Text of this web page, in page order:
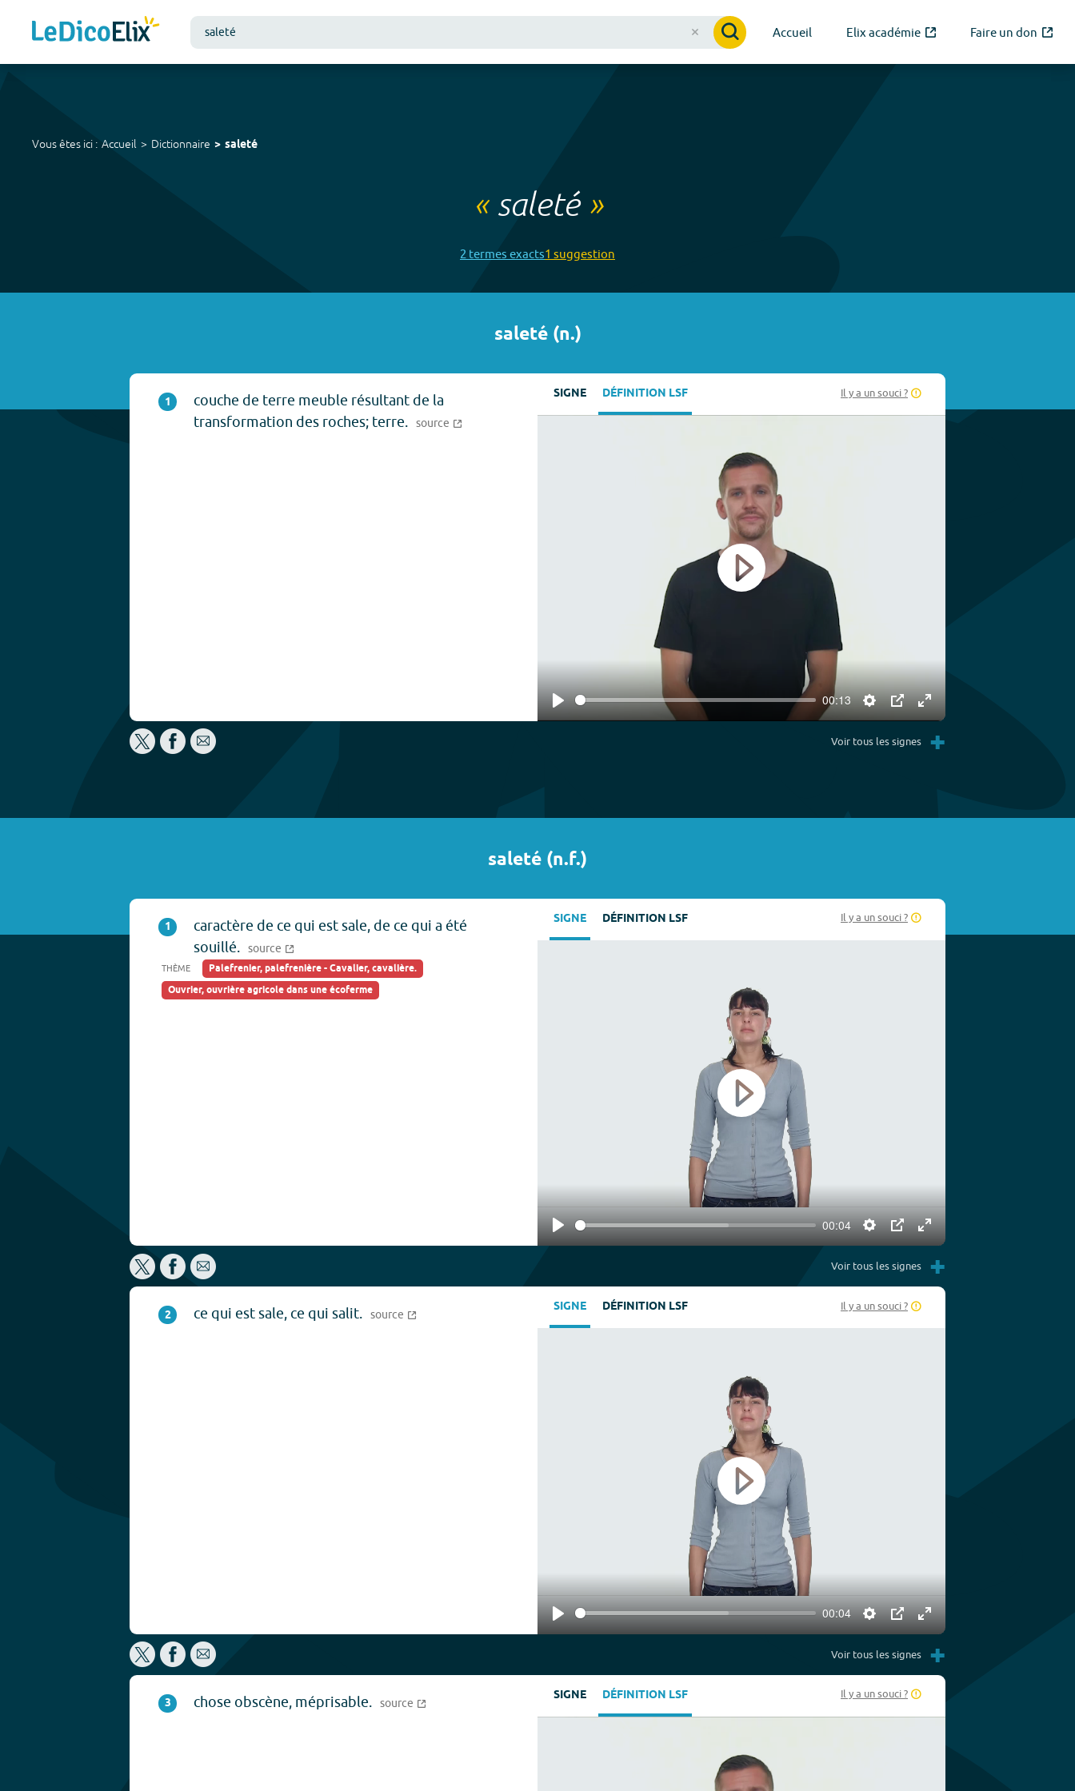
Accueil Elix académie Faire un don
Vous êtes ici : Accueil Dictionnaire saleté
« saleté»
2 termes exacts1 suggestion
saleté(n.)
1
couche de terre meuble résultant de la
transformation des roches; terre. source
SIGNE DÉFINITION LSF Il y a un souci ?
Play
00:13
Settings
PIP Enter
fullscreen
Play
Voir tous les signes +
saleté (n.f.)
1
caractère de ce qui est sale, de ce qui a été
souillé. source
THÈME
Palefrenier, palefrenière - Cavalier, cavalière.
Ouvrier, ouvrière agricole dans une écoferme
SIGNE DÉFINITION LSF Il y a un souci ?
Play
00:04
Settings
PIP Enter
fullscreen
Play
Voir tous les signes +
2 ce qui est sale, ce qui salit. source SIGNE DÉFINITION LSF Il y a un souci ?
Play
00:04
Settings
PIP Enter
fullscreen
Play
Voir tous les signes +
3 chose obscène, méprisable. source SIGNE DÉFINITION LSF Il y a un souci ?